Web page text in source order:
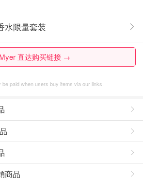
水限量套装
Myer 直达购买链接 →
be paid when users buy items via our links.
商品